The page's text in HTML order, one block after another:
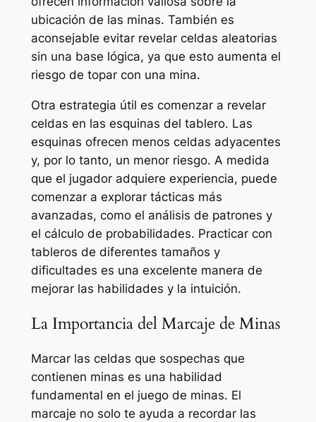
ubicación de las minas. También es
aconsejable evitar revelar celdas aleatorias
sin una base lógica, ya que esto aumenta el
riesgo de topar con una mina.
Otra estrategia útil es comenzar a revelar
celdas en las esquinas del tablero. Las
esquinas ofrecen menos celdas adyacentes
y, por lo tanto, un menor riesgo. A medida
que el jugador adquiere experiencia, puede
comenzar a explorar tácticas más
avanzadas, como el análisis de patrones y
el cálculo de probabilidades. Practicar con
tableros de diferentes tamaños y
dificultades es una excelente manera de
mejorar las habilidades y la intuición.
La Importancia del Marcaje de Minas
Marcar las celdas que sospechas que
contienen minas es una habilidad
fundamental en el juego de minas. El
marcaje no solo te ayuda a recordar las